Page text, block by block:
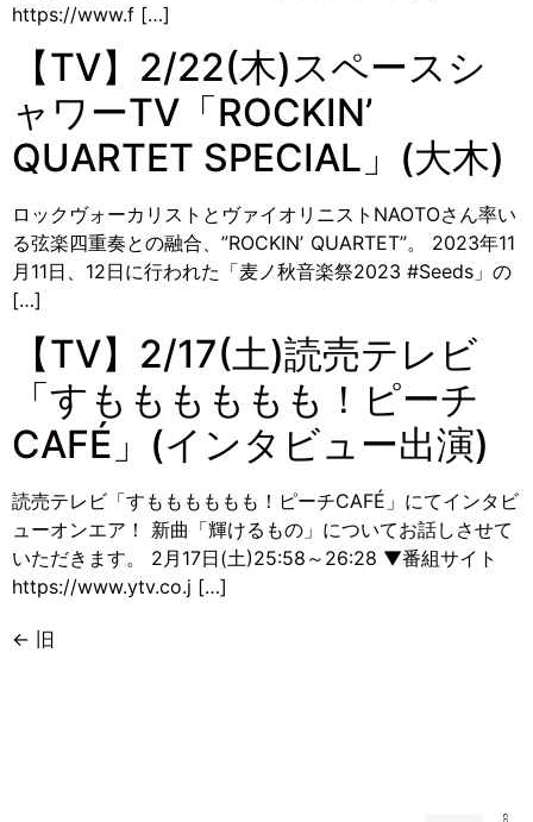
https://www.f […]
【TV】2/22(木)スペースシ
ャワーTV「ROCKIN’
QUARTET SPECIAL」(大木)
ロックヴォーカリストとヴァイオリニストNAOTOさん率い
る弦楽四重奏との融合、”ROCKINʼ QUARTET”。 2023年11
月11日、12日に行われた「麦ノ秋音楽祭2023 #Seeds」の
[…]
【TV】2/17(土)読売テレビ
「すもももももも！ピーチ
CAFÉ」(インタビュー出演)
読売テレビ「すもももももも！ピーチCAFÉ」にてインタビ
ューオンエア！ 新曲「輝けるもの」についてお話しさせて
いただきます。 2月17日(土)25:58～26:28 ▼番組サイト
https://www.ytv.co.j […]
← 旧